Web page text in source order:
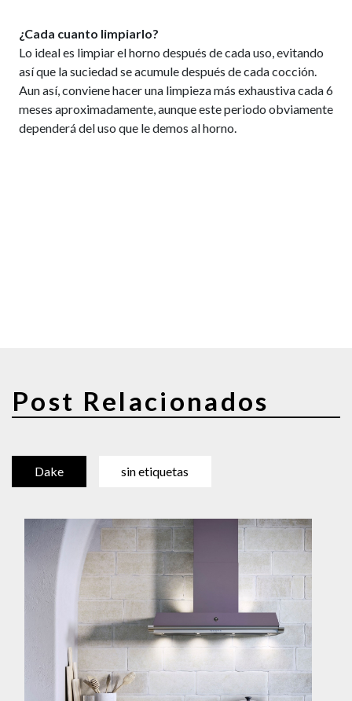
¿Cada cuanto limpiarlo?
Lo ideal es limpiar el horno después de cada uso, evitando
así que la suciedad se acumule después de cada cocción.
Aun así, conviene hacer una limpieza más exhaustiva cada 6
meses aproximadamente, aunque este periodo obviamente
dependerá del uso que le demos al horno.
Post Relacionados
Dake sin etiquetas